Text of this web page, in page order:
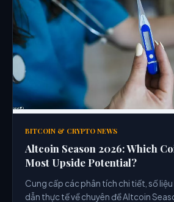
BITCOIN & CRYPTO NEWS
Altcoin Season 2026: Which
Most Upside Potential?
Cung cấp các phân tích chi tiết, số
dẫn thực tế về chuyên đề Altcoin